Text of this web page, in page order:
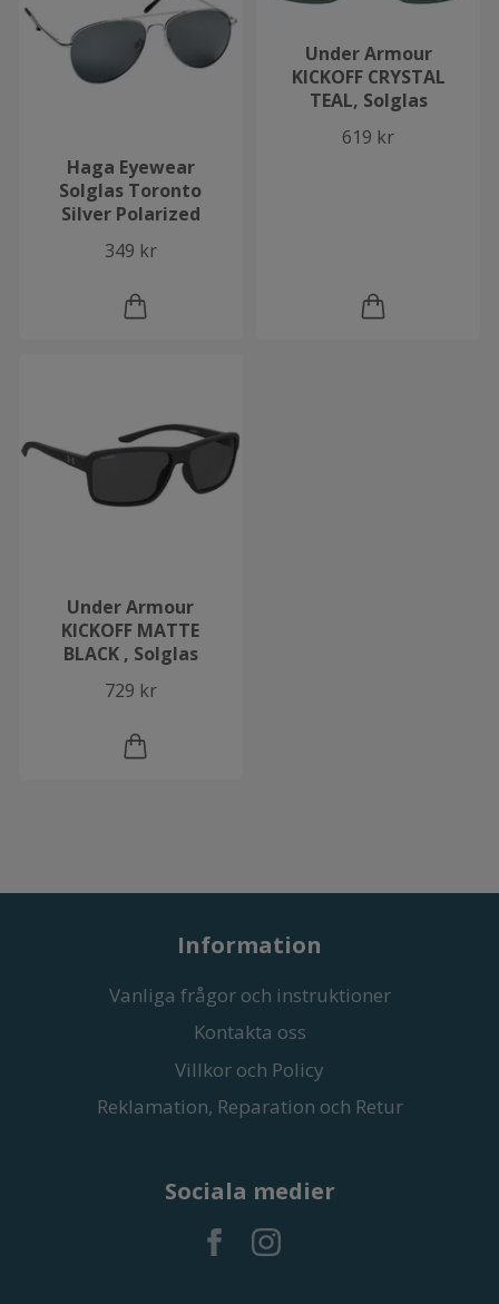
Haga Eyewear
Solglas Toronto
Silver Polarized
349 kr
Under Armour
KICKOFF CRYSTAL
TEAL, Solglas
619 kr
Under Armour
KICKOFF MATTE
BLACK , Solglas
729 kr
Information
Vanliga frågor och instruktioner
Kontakta oss
Villkor och Policy
Reklamation, Reparation och Retur
Sociala medier